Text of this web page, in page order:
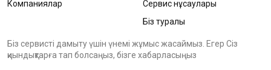
Компаниялар
Сервис нұсқаулары
Біз туралы
Біз сервисті дамыту үшін үнемі жұмыс жасаймыз. Егер Сіз
қиындықтарға тап болсаңыз, бізге хабарласыңыз